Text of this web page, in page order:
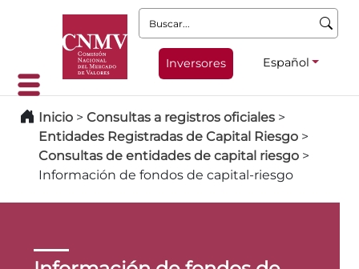
Buscar:
Inversores Español
Inicio > Consultas a registros oficiales >
Entidades Registradas de Capital Riesgo >
Consultas de entidades de capital riesgo >
Información de fondos de capital-riesgo